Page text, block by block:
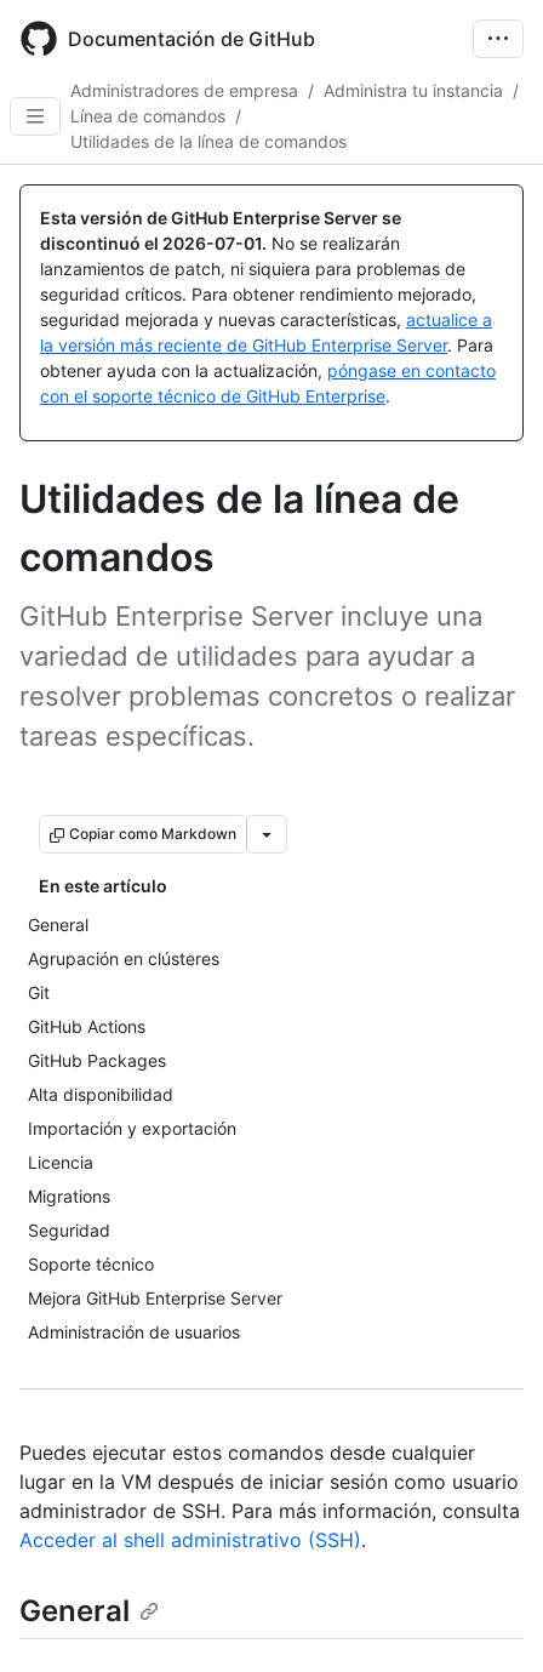
main
Documentación de GitHub
Administradores de empresa / Administra tu instancia /
Línea de comandos /
Utilidades de la línea de comandos
Esta versión de GitHub Enterprise Server se
discontinuó el 2026-07-01. No se realizarán
lanzamientos de patch, ni siquiera para problemas de
seguridad críticos. Para obtener rendimiento mejorado,
seguridad mejorada y nuevas características, actualice a
la versión más reciente de GitHub Enterprise Server. Para
obtener ayuda con la actualización, póngase en contacto
con el soporte técnico de GitHub Enterprise.
Utilidades de la línea de
comandos
GitHub Enterprise Server incluye una
variedad de utilidades para ayudar a
resolver problemas concretos o realizar
tareas específicas.
Copiar como Markdown
En este artículo
General
Agrupación en clústeres
Git
GitHub Actions
GitHub Packages
Alta disponibilidad
Importación y exportación
Licencia
Migrations
Seguridad
Soporte técnico
Mejora GitHub Enterprise Server
Administración de usuarios
Puedes ejecutar estos comandos desde cualquier
lugar en la VM después de iniciar sesión como usuario
administrador de SSH. Para más información, consulta
Acceder al shell administrativo (SSH).
General